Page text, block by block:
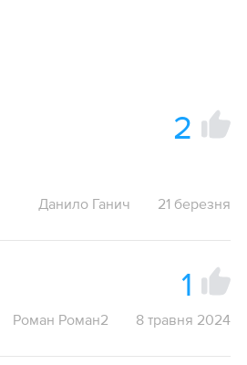
2
Данило Ганич 21 березня
1
Роман Роман2 8 травня 2024